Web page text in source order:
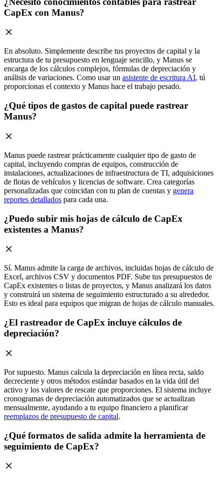
CapEx con Manus?
En absoluto. Simplemente describe tus proyectos de capital y la
estructura de tu presupuesto en lenguaje sencillo, y Manus se
encarga de los cálculos complejos, fórmulas de depreciación y
análisis de variaciones. Como usar un asistente de escritura AI, tú
proporcionas el contexto y Manus hace el trabajo pesado.
¿Qué tipos de gastos de capital puede rastrear
Manus?
Manus puede rastrear prácticamente cualquier tipo de gasto de
capital, incluyendo compras de equipos, construcción de
instalaciones, actualizaciones de infraestructura de TI, adquisiciones
de flotas de vehículos y licencias de software. Crea categorías
personalizadas que coincidan con tu plan de cuentas y genera
reportes detallados para cada una.
¿Puedo subir mis hojas de cálculo de CapEx
existentes a Manus?
Sí. Manus admite la carga de archivos, incluidas hojas de cálculo de
Excel, archivos CSV y documentos PDF. Sube tus presupuestos de
CapEx existentes o listas de proyectos, y Manus analizará los datos
y construirá un sistema de seguimiento estructurado a su alrededor.
Esto es ideal para equipos que migran de hojas de cálculo manuales.
¿El rastreador de CapEx incluye cálculos de
depreciación?
Por supuesto. Manus calcula la depreciación en línea recta, saldo
decreciente y otros métodos estándar basados en la vida útil del
activo y los valores de rescate que proporciones. El sistema incluye
cronogramas de depreciación automatizados que se actualizan
mensualmente, ayudando a tu equipo financiero a planificar
reemplazos de presupuesto de capital.
¿Qué formatos de salida admite la herramienta de
seguimiento de CapEx?